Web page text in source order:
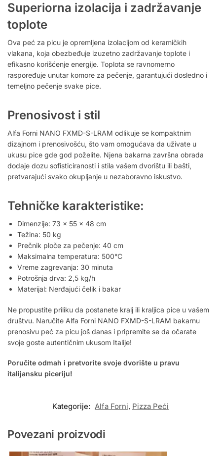
Superiorna izolacija i zadržavanje
toplote
Ova peć za picu je opremljena izolacijom od keramičkih
vlakana, koja obezbeđuje izuzetno zadržavanje toplote i
efikasno korišćenje energije. Toplota se ravnomerno
raspoređuje unutar komore za pečenje, garantujući dosledno i
temeljno pečenje svake pice.
Prenosivost i stil
Alfa Forni NANO FXMD-S-LRAM odlikuje se kompaktnim
dizajnom i prenosivošću, što vam omogućava da uživate u
ukusu pice gde god poželite. Njena bakarna završna obrada
dodaje dozu sofisticiranosti i stila vašem dvorištu ili bašti,
pretvarajući svako okupljanje u nezaboravno iskustvo.
Tehničke karakteristike:
Dimenzije: 73 x 55 x 48 cm
Težina: 50 kg
Prečnik ploče za pečenje: 40 cm
Maksimalna temperatura: 500°C
Vreme zagrevanja: 30 minuta
Potrošnja drva: 2,5 kg/h
Materijal: Nerđajući čelik i bakar
Ne propustite priliku da postanete kralj ili kraljica pice u vašem
društvu. Naručite Alfa Forni NANO FXMD-S-LRAM bakarnu
prenosivu peć za picu još danas i pripremite se da očarate
svoje goste autentičnim ukusom Italije!
Poručite odmah i pretvorite svoje dvorište u pravu
italijansku piceriju!
Kategorije: Alfa Forni, Pizza Peći
Povezani proizvodi